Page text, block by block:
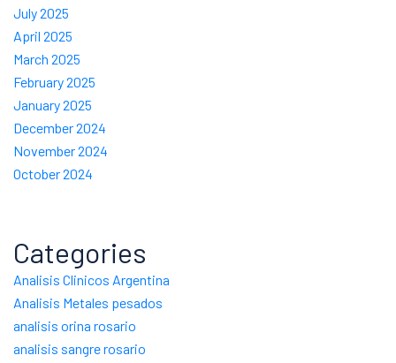
July 2025
April 2025
March 2025
February 2025
January 2025
December 2024
November 2024
October 2024
Categories
Analisis Clinicos Argentina
Analisis Metales pesados
analisis orina rosario
analisis sangre rosario